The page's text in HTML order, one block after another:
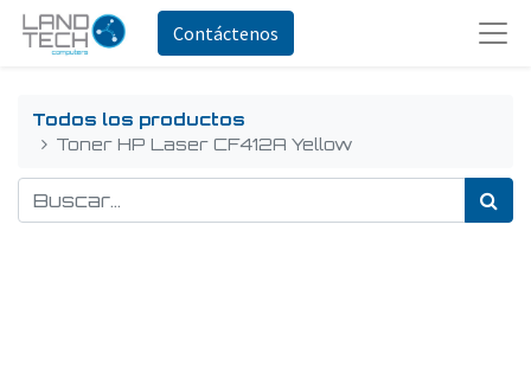
Contáctenos
Todos los productos
Toner HP Laser CF412A Yellow